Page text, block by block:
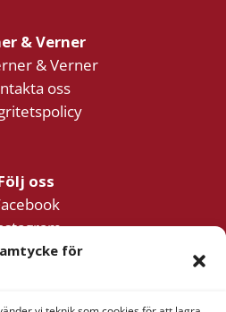
för
& Verner
& Verner
oss
oss